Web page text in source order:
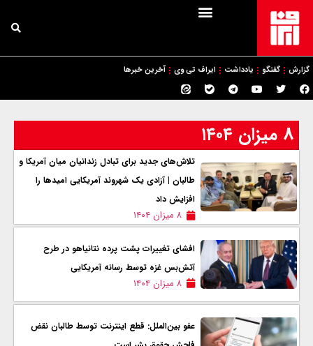
گزارش گفتگو یادداشت ایراف تی وی آخرین خبرها
۸ میزان ۱۴۰۴
تلاش‌های جدید برای تبادل زندانیان میان آمریکا و
طالبان | آزادی یک شهروند آمریکایی امیدها را
افزایش داد
۸ میزان ۱۴۰۴
افشای تغییرات پشت پرده نتانیاهو در طرح
آتش‌بس غزه توسط رسانه آمریکایی
۸ میزان ۱۴۰۴
عفو بین‌الملل: قطع اینترنت توسط طالبان نقض